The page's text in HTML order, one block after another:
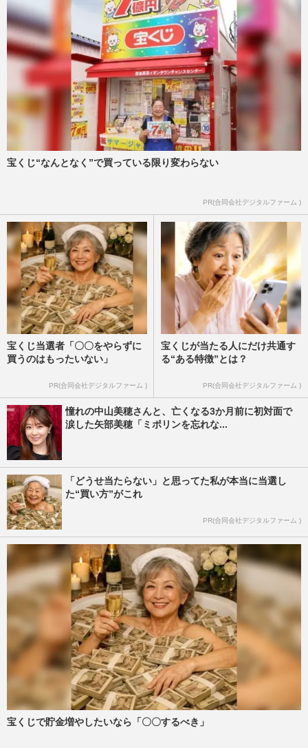
宝くじ“なんとなく”で買っている限り変わらない
PR(合同会社デジタルファーム )
宝くじ当選者「〇〇をやらずに
買うのはもったいない」
PR(合同会社デジタルファーム )
宝くじが当たる人にだけ共通す
る“ある特徴”とは？
PR(合同会社デジタルファーム )
憧れの中山美穂さんと、亡くなる3か月前に初対面で
涙した矢部美穂「ミポリンを忘れな...
「どうせ当たらない」と思ってた私が本当に当選し
た“買い方”がこれ
PR(合同会社デジタルファーム )
宝くじで貯金増やしたいなら「〇〇するべき」